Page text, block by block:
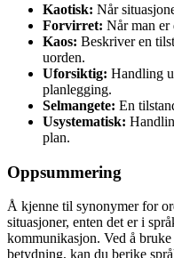
Kaotisk: Når
Forvirret: Når man er
Kaos: Beskriver en
uorden.
Uforsiktig: Handling
planlegging.
Selmangete: En
Usystematisk:
plan.
Oppsummering
Å kjenne til synonymer for
situasjoner, enten det er i
kommunikasjon. Ved å
betydning, kan du berike